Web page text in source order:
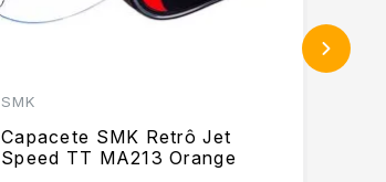
SMK
Capacete SMK Retrô Jet
Speed TT MA213 Orange